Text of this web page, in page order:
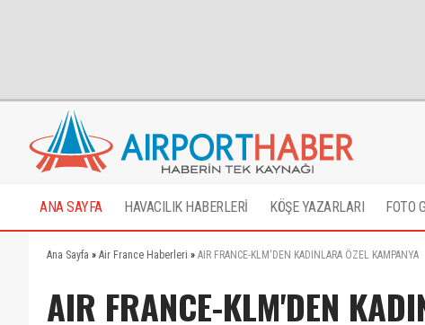
ANA SAYFA HAVACILIK HABERLERİ KÖŞE YAZARLARI FOTO
Ana Sayfa » Air France Haberleri » AIR FRANCE-KLM'DEN KADINLARA ÖZEL KAMPANYA
AIR FRANCE-KLM'DEN